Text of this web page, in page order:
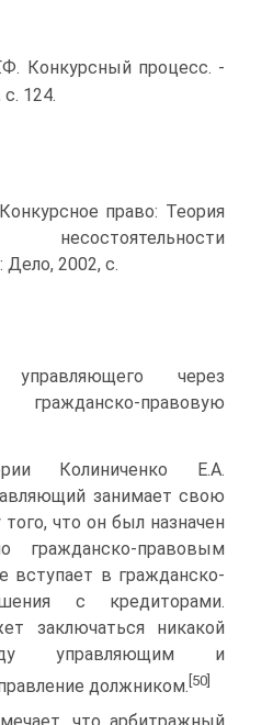
Конкурсный процесс. -
с. 124.
право: Теория
Дело, 2002, с.
управляющего через
правовую
Колиниченко Е.А.
занимает свою
что он был назначен
правовым
вступает в гражданско-
с кредиторами.
заключаться никакой
управляющим и
должником. [50]